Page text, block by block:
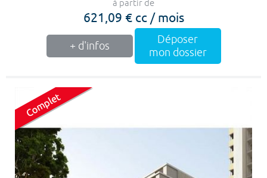
à partir de
621,09 € cc / mois
+ d'infos
Déposer
mon dossier